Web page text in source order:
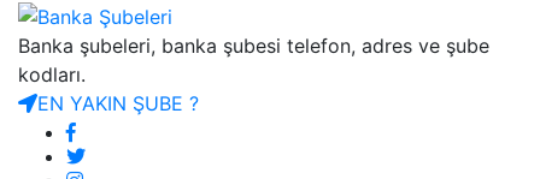
Banka şubeleri, banka şubesi telefon, adres ve şube
kodları.
EN YAKIN ŞUBE ?